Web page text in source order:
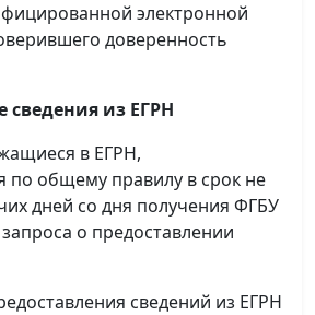
электронной
доверенность
сведения из ЕГРН
в ЕГРН,
по общему правилу в срок не
дней со дня получения ФГБУ
о предоставлении
сведений из ЕГРН